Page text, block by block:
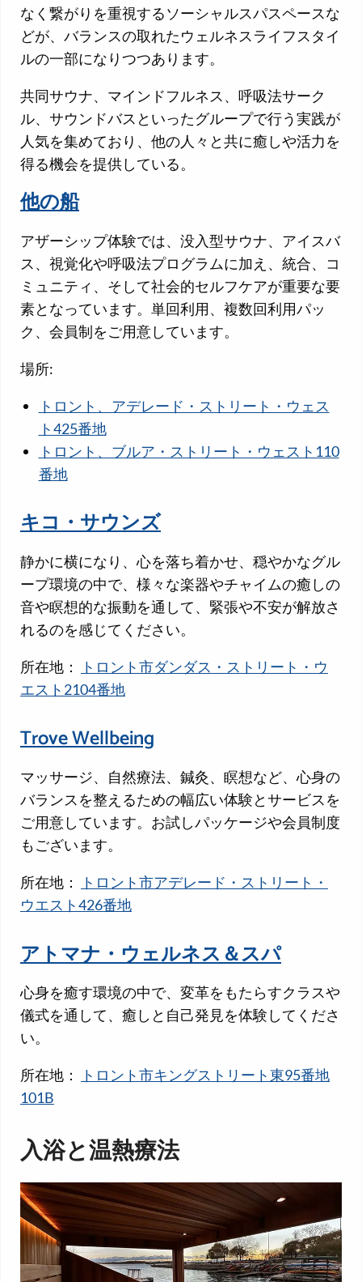
なく繋がりを重視するソーシャルスパスペースな
どが、バランスの取れたウェルネスライフスタイ
ルの一部になりつつあります。
共同サウナ、マインドフルネス、呼吸法サーク
ル、サウンドバスといったグループで行う実践が
人気を集めており、他の人々と共に癒しや活力を
得る機会を提供している。
他の船
アザーシップ体験では、没入型サウナ、アイスバ
ス、視覚化や呼吸法プログラムに加え、統合、コ
ミュニティ、そして社会的セルフケアが重要な要
素となっています。単回利用、複数回利用パッ
ク、会員制をご用意しています。
場所:
トロント、アデレード・ストリート・ウェス
ト425番地
トロント、ブルア・ストリート・ウェスト110
番地
キコ・サウンズ
静かに横になり、心を落ち着かせ、穏やかなグル
ープ環境の中で、様々な楽器やチャイムの癒しの
音や瞑想的な振動を通して、緊張や不安が解放さ
れるのを感じてください。
所在地：
トロント市ダンダス・ストリート・ウ
エスト2104番地
Trove Wellbeing
マッサージ、自然療法、鍼灸、瞑想など、心身の
バランスを整えるための幅広い体験とサービスを
ご用意しています。お試しパッケージや会員制度
もございます。
所在地：
トロント市アデレード・ストリート・
ウエスト426番地
アトマナ・ウェルネス＆スパ
心身を癒す環境の中で、変革をもたらすクラスや
儀式を通して、癒しと自己発見を体験してくださ
い。
所在地：
トロント市キングストリート東95番地
101B
入浴と温熱療法